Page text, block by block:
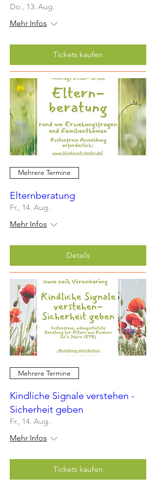
Do., 13. Aug.
Mehr Infos
Tickets kaufen
Mehrere Termine
Elternberatung
Fr., 14. Aug.
Mehr Infos
Details
Mehrere Termine
Kindliche Signale verstehen -
Sicherheit geben
Fr., 14. Aug.
Mehr Infos
Tickets kaufen